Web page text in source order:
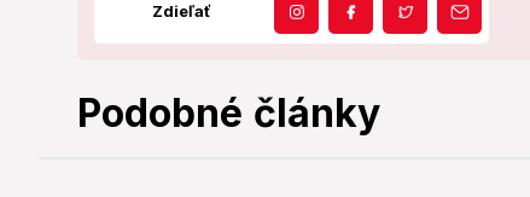
Zdieľať
Podobné články